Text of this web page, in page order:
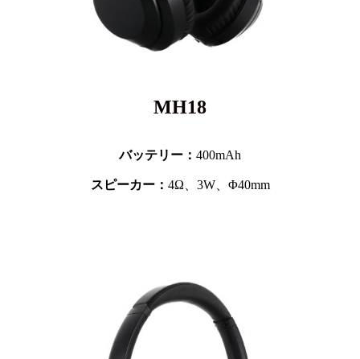
MH18
バッテリー： 400mAh
スピーカー： 4Ω、3W、Φ40mm